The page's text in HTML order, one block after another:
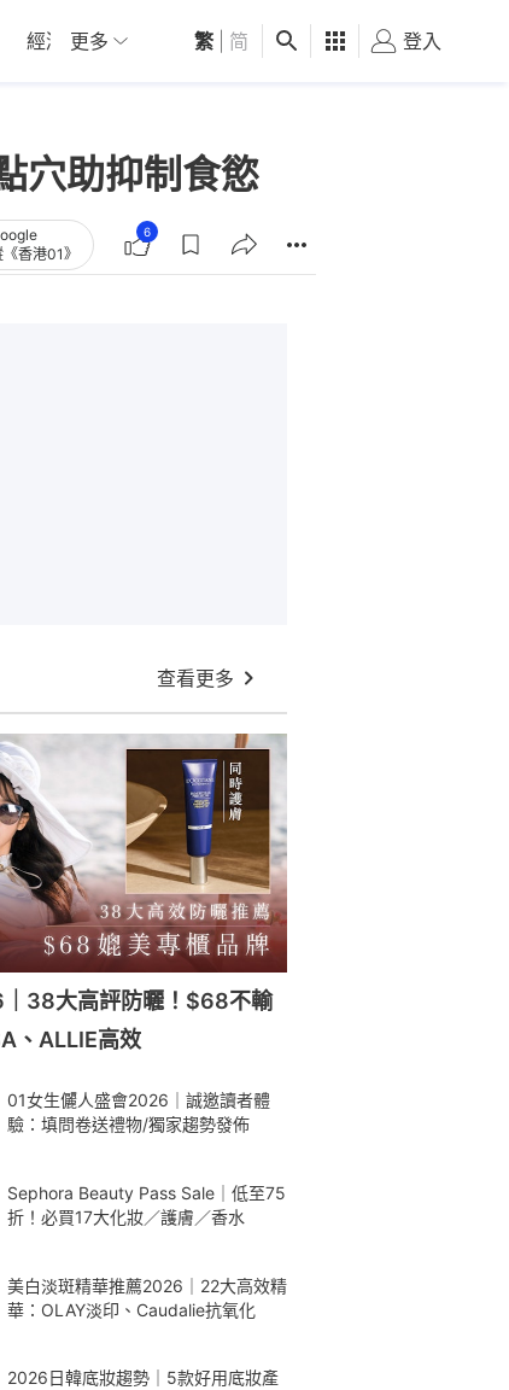
經濟 01深圳 觀點 健康 好食玩飛
更多 繁 简 登入
穴助抑制食慾
香港01》
6
查看更多
38大高評防曬！$68不輸
、ALLIE高效
01女生儷人盛會2026｜誠邀讀者體
驗：填問卷送禮物/獨家趨勢發佈
Sephora Beauty Pass Sale｜低至75
折！必買17大化妝／護膚／香水
美白淡斑精華推薦2026｜22大高效精
華：OLAY淡印、Caudalie抗氧化
2026日韓底妝趨勢｜5款好用底妝產